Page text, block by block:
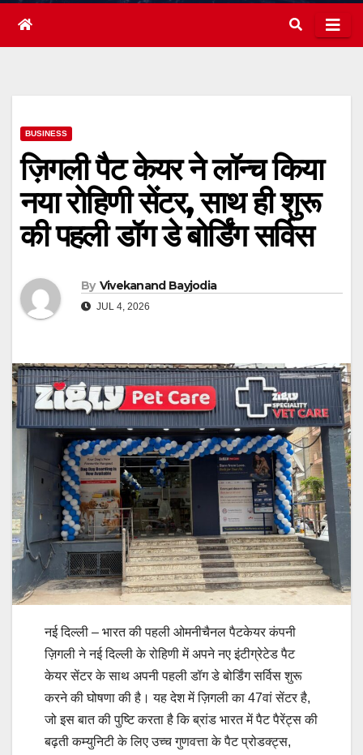
BUSINESS
ज़िगली पैट केयर ने लॉन्च किया
नया रोहिणी सेंटर, साथ ही शुरू
की पहली डॉग डे बोर्डिंग सर्विस
By Vivekanand Bayjodia
JUL 4, 2026
नई दिल्ली – भारत की पहली ओमनीचैनल पैटकेयर कंपनी
ज़िगली ने नई दिल्ली के रोहिणी में अपने नए इंटीग्रेटेड पैट
केयर सेंटर के साथ अपनी पहली डॉग डे बोर्डिंग सर्विस शुरू
करने की घोषणा की है। यह देश में ज़िगली का 47वां सेंटर है,
जो इस बात की पुष्टि करता है कि ब्रांड भारत में पैट पैरेंट्स की
बढ़ती कम्युनिटी के लिए उच्च गुणवत्ता के पैट प्रोडक्ट्स,